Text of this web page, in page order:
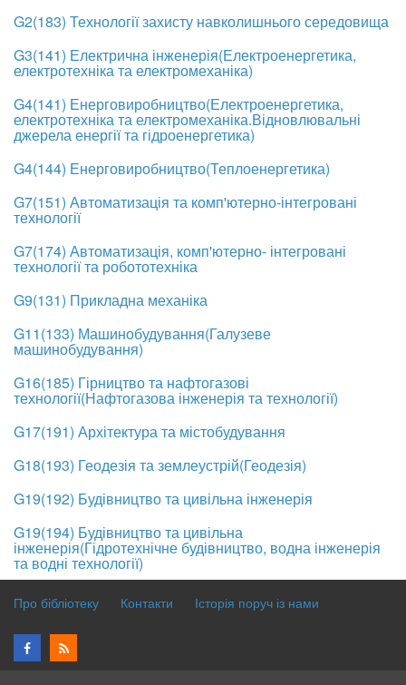
G2(183) Технології захисту навколишнього середовища
G3(141) Електрична інженерія(Електроенергетика,
електротехніка та електромеханіка)
G4(141) Енерговиробництво(Електроенергетика,
електротехніка та електромеханіка.Відновлювальні
джерела енергії та гідроенергетика)
G4(144) Енерговиробництво(Теплоенергетика)
G7(151) Автоматизація та комп'ютерно-інтегровані
технології
G7(174) Автоматизація, комп'ютерно- інтегровані
технології та робототехніка
G9(131) Прикладна механіка
G11(133) Машинобудування(Галузеве
машинобудування)
G16(185) Гірництво та нафтогазові
технології(Нафтогазова інженерія та технології)
G17(191) Архітектура та містобудування
G18(193) Геодезія та землеустрій(Геодезія)
G19(192) Будівництво та цивільна інженерія
G19(194) Будівництво та цивільна
інженерія(Гідротехнічне будівництво, водна інженерія
та водні технології)
Про бібліотеку Контакти Історія поруч із нами